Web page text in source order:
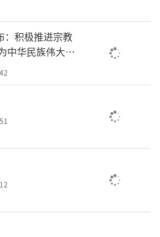
积极推进宗教
中华民族伟大复